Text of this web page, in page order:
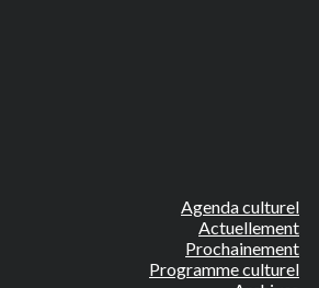
Agenda culturel
Actuellement
Prochainement
Programme culturel